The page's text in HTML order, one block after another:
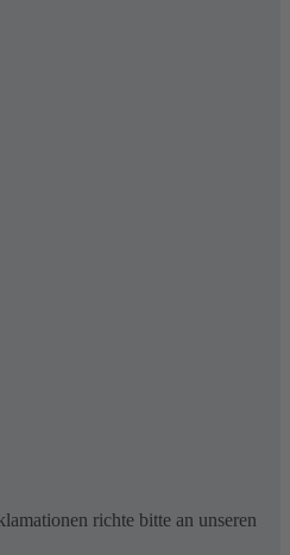
richte bitte an unseren